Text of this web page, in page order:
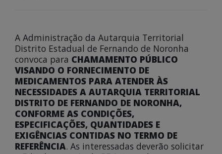
A Administração da Autarquia Territorial
Distrito Estadual de Fernando de Noronha
convoca para CHAMAMENTO PÚBLICO
VISANDO O FORNECIMENTO DE
MEDICAMENTOS PARA ATENDER ÀS
NECESSIDADES A AUTARQUIA TERRITORIAL
DISTRITO DE FERNANDO DE NORONHA,
CONFORME AS CONDIÇÕES,
ESPECIFICAÇÕES, QUANTIDADES E
EXIGÊNCIAS CONTIDAS NO TERMO DE
REFERÊNCIA. As interessadas deverão solicitar